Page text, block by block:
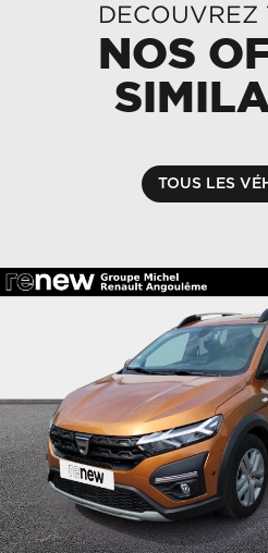
DECOUVREZ
NOS
TOUS LES